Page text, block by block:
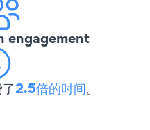
engagement
2.5倍的时间。